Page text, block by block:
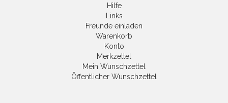
Hilfe
Links
Freunde einladen
Warenkorb
Konto
Merkzettel
Mein Wunschzettel
Öffentlicher Wunschzettel